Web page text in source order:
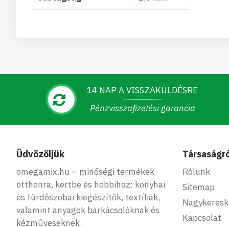
14 NAP A VISSZAKÜLDÉSRE
Pénzvisszafizetési garancia
Üdvözöljük
omegamix.hu – minőségi termékek
otthonra, kertbe és hobbihoz: konyhai
és fürdőszobai kiegészítők, textíliák,
valamint anyagok barkácsolóknak és
kézműveseknek.
Rólunk
Sitemap
Kapcsolat